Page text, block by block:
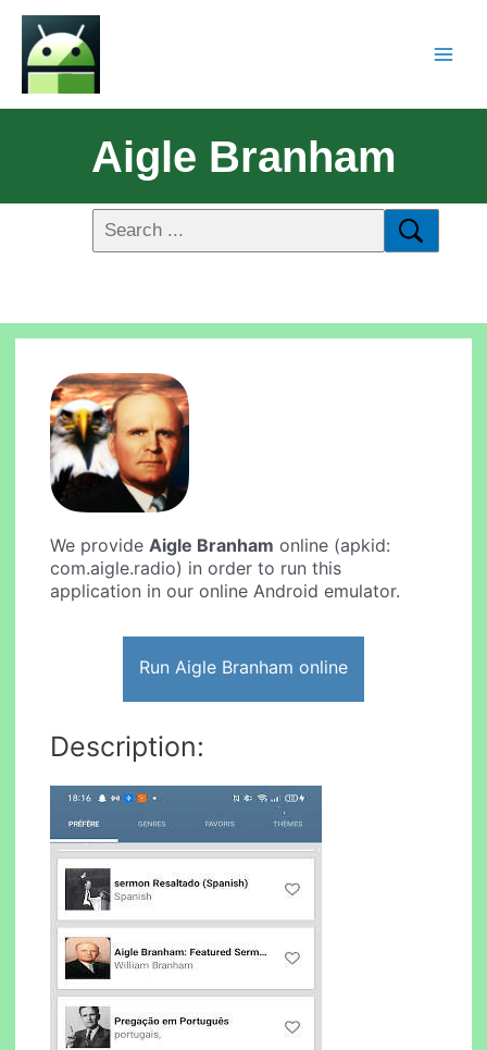
Aigle Branham
We provideAigle Branham online (apkid:
com.aigle.radio) in order to run this
application in our online Android emulator.
Run Aigle Branham online
Description: